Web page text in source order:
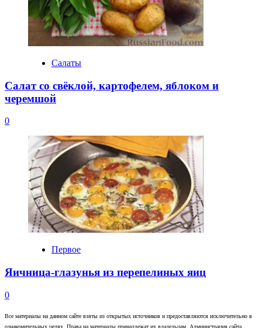
Салаты
Салат со свёклой, картофелем, яблоком и
черемшой
0
Первое
Яичница-глазунья из перепелиных яиц
0
Все материалы на данном сайте взяты из открытых источников и предоставляются исключительно в
ознакомительных целях. Права на материалы принадлежат их владельцам. Администрация сайта